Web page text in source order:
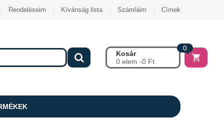
Rendeléseim Kívánság lista Számláim Címek
Kosár
0 elem -0 Ft
0